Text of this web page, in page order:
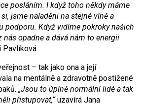
posláním. I když toho někdy máme
jsme naladěni na stejné vlně a
podporu. Když vidíme pokroky našich
nás opadne a dává nám to energii
– tak jako ona a její
na mentálně a zdravotně postižené
„Jsou to úplně normální lidé a tak
přistupovat,“uzavírá Jana